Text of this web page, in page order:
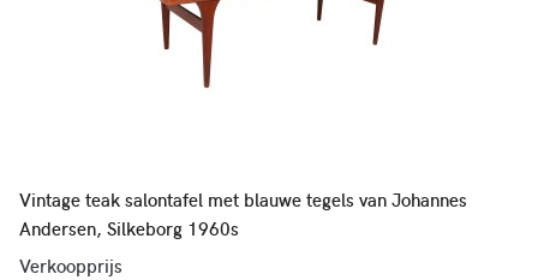
Vintage teak salontafel met blauwe tegels van Johannes
Andersen, Silkeborg 1960s
Verkoopprijs